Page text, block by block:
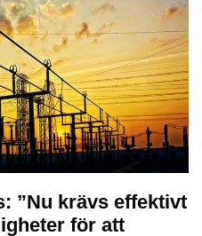
”Nu krävs effektivt
för att